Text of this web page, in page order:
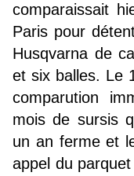
comparaissait
Paris pour
Husqvarna de
et six balles. Le
comparution
mois de sursis
un an ferme et
appel du